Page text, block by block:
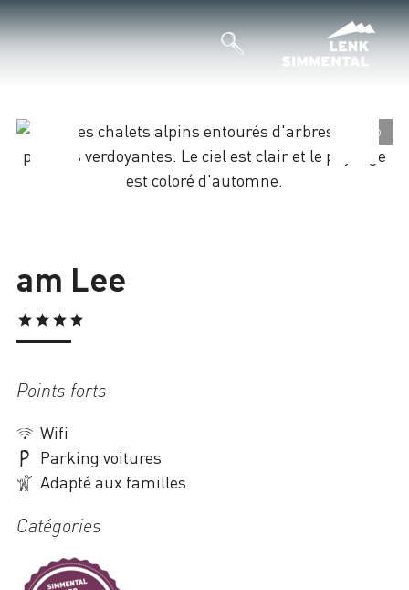
©
am Lee
Points forts
Wifi
Parking voitures
Adapté aux familles
Catégories